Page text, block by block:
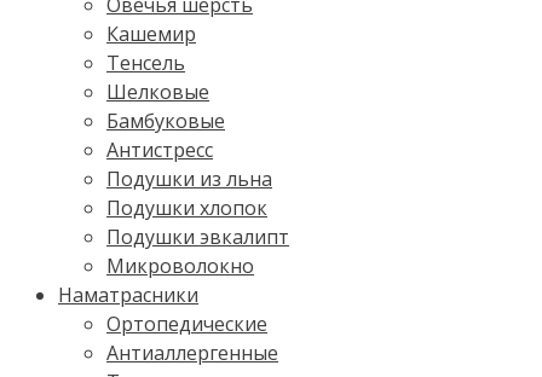
Кашемир
Тенсель
Шелковые
Бамбуковые
Антистресс
Подушки из льна
Подушки хлопок
Подушки эвкалипт
Микроволокно
Наматрасники
Ортопедические
Антиаллергенные